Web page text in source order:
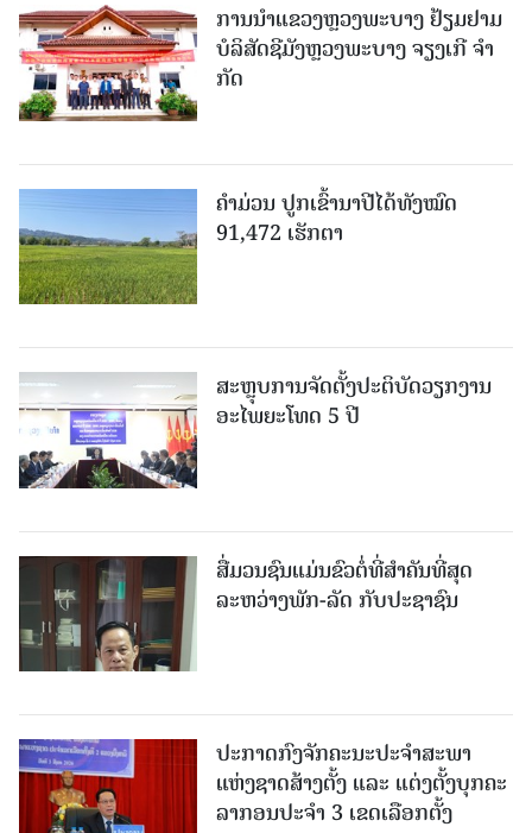
ການນຳແຂວງຫຼວງພະບາງ ຢ້ຽມ​ຢາມ
ບໍ​ລິ​ສັດຊີມັງຫຼວງພະບາງ ຈຽງເກີ ຈໍາ
ກັດ
ຄໍາມ່ວນ ປູກເຂົ້ານາປີໄດ້ທັງໝົດ
91,472 ເຮັກຕາ
ສະຫຼຸບການຈັດຕັ້ງປະຕິບັດວຽກງານ
ອະໄພຍະໂທດ 5 ປີ
ສື່ມວນຊົນແມ່ນຂົວຕໍ່ທີ່ສໍາຄັນທີ່ສຸດ
ລະຫວ່າງພັກ-ລັດ ກັບປະຊາຊົນ
ປະກາດກົງຈັກຄະນະປະຈໍາສະພາ
ແຫ່ງຊາດສ້າງຕັ້ງ ແລະ ແຕ່ງຕັ້ງບຸກຄະ
ລາກອນປະຈໍາ 3 ເຂດເລືອກຕັ້ງ